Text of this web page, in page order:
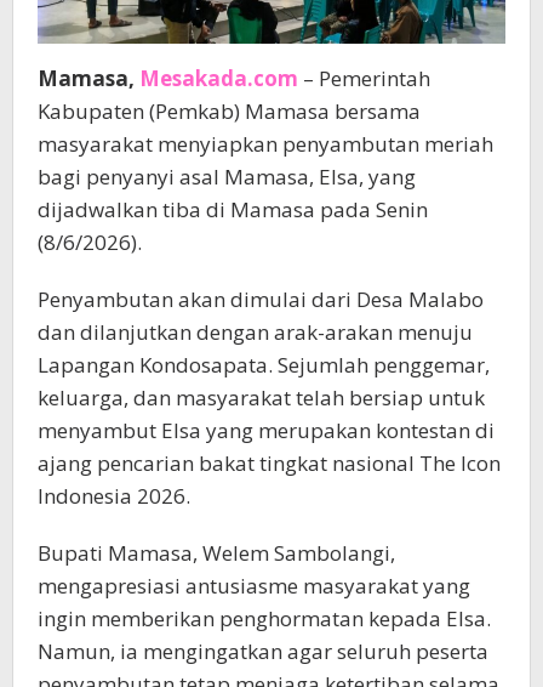
Mamasa, Mesakada.com – Pemerintah
Kabupaten (Pemkab) Mamasa bersama
masyarakat menyiapkan penyambutan meriah
bagi penyanyi asal Mamasa, Elsa, yang
dijadwalkan tiba di Mamasa pada Senin
(8/6/2026).
Penyambutan akan dimulai dari Desa Malabo
dan dilanjutkan dengan arak-arakan menuju
Lapangan Kondosapata. Sejumlah penggemar,
keluarga, dan masyarakat telah bersiap untuk
menyambut Elsa yang merupakan kontestan di
ajang pencarian bakat tingkat nasional The Icon
Indonesia 2026.
Bupati Mamasa, Welem Sambolangi,
mengapresiasi antusiasme masyarakat yang
ingin memberikan penghormatan kepada Elsa.
Namun, ia mengingatkan agar seluruh peserta